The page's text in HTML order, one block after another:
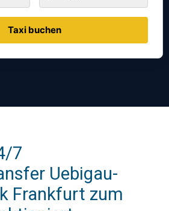
Taxi buchen
7
Uebigau-
Frankfurt zum